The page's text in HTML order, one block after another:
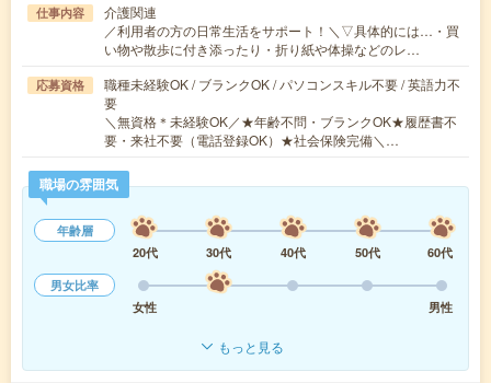
仕事内容
介護関連
／利用者の方の日常生活をサポート！＼▽具体的には…・買
い物や散歩に付き添ったり・折り紙や体操などのレ…
応募資格
職種未経験OK / ブランクOK / パソコンスキル不要 / 英語力不
要
＼無資格＊未経験OK／★年齢不問・ブランクOK★履歴書不
要・来社不要（電話登録OK）★社会保険完備＼…
職場の雰囲気
年齢層
20代
30代 40代 50代
60代
男女比率
女性
男性
もっと見る